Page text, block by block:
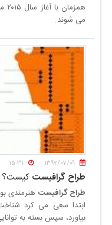
می شوند.
۱۳۹۷/۰۷/۰۹ ۱۵:۳۱
طراح گرافیست کیست؟
طراحگرافیست هنرمندی
ابتدا سعی می کرد
بیاورد، سپس بسته به